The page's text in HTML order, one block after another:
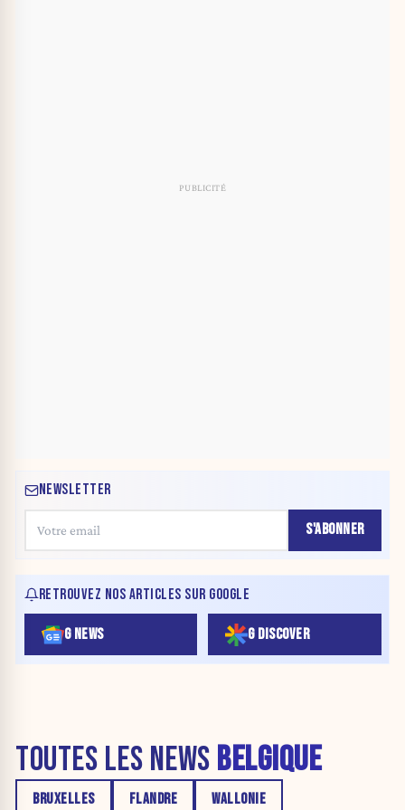
NEWSLETTER
S'ABONNER
RETROUVEZ NOS ARTICLES SUR GOOGLE
G NEWS G DISCOVER
TOUTES LES NEWS BELGIQUE
BRUXELLES FLANDRE WALLONIE